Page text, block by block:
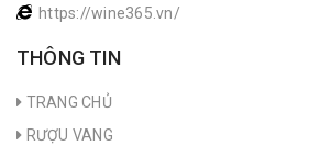
https://wine365.vn/
THÔNG TIN
TRANG CHỦ
RƯỢU VANG